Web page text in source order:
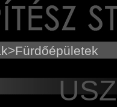
>Fürdőépületek